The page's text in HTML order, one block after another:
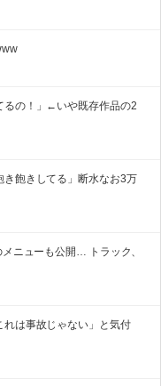
るの！」←いや既存作品の2
き飽きしてる」断水なお3万
ニューも公開… トラック、
は事故じゃない」と気付